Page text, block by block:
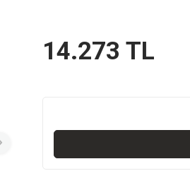
14.273 TL